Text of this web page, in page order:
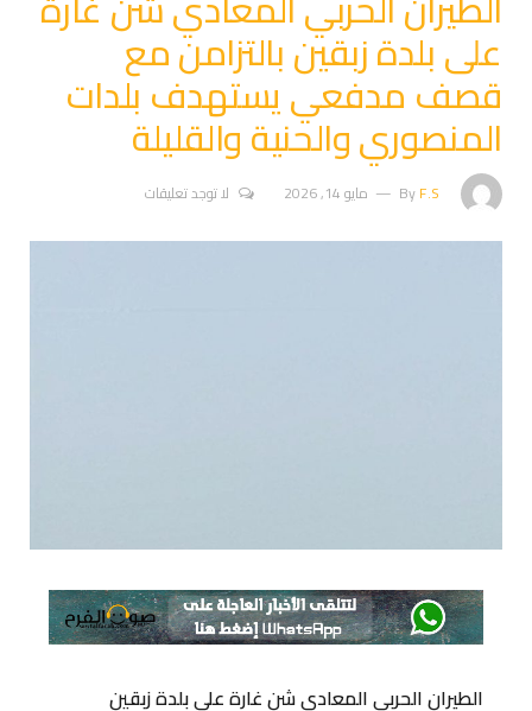
على بلدة زبقين بالتزامن مع
قصف مدفعي يستهدف بلدات
المنصوري والحنية والقليلة
ByF.S مايو 14, 2026 لا توجد تعليقات
الطيران الحربي المعادي شن غارة على بلدة زبقين